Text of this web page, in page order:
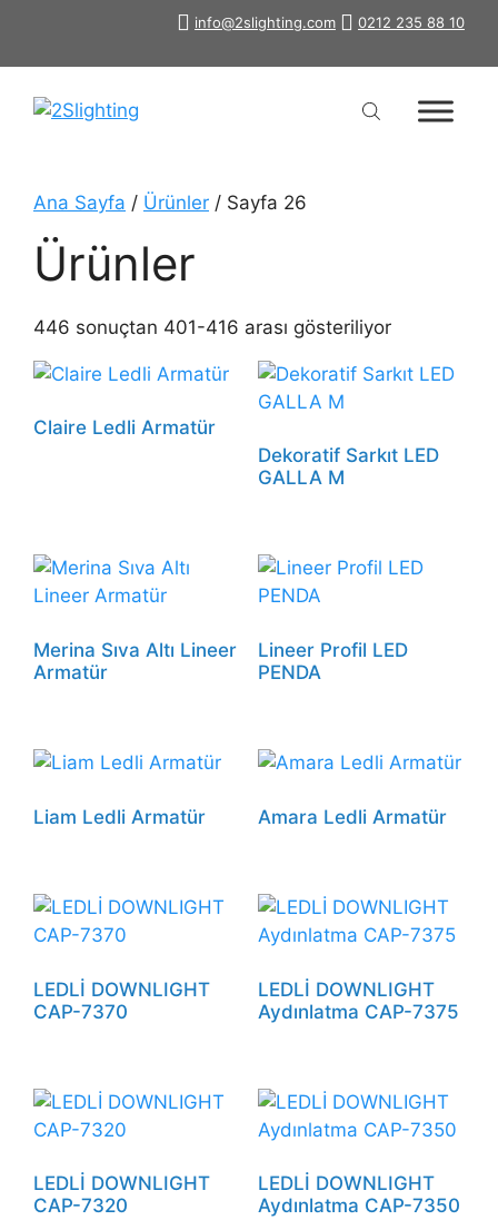
info@2slighting.com 0212 235 88 10
Ana Sayfa / Ürünler / Sayfa 26
Ürünler
446 sonuçtan 401-416 arası gösteriliyor
Claire Ledli Armatür
Dekoratif Sarkıt LED
GALLA M
Merina Sıva Altı Lineer
Armatür
Lineer Profil LED
PENDA
Liam Ledli Armatür Amara Ledli Armatür
LEDLİ DOWNLIGHT
CAP-7370
LEDLİ DOWNLIGHT
Aydınlatma CAP-7375
LEDLİ DOWNLIGHT
CAP-7320
LEDLİ DOWNLIGHT
Aydınlatma CAP-7350